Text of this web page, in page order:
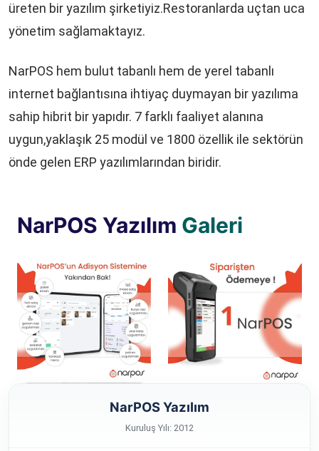
üreten bir yazılım şirketiyiz.Restoranlarda uçtan uca
yönetim sağlamaktayız.
NarPOS hem bulut tabanlı hem de yerel tabanlı
internet bağlantısına ihtiyaç duymayan bir yazılıma
sahip hibrit bir yapıdır. 7 farklı faaliyet alanına
uygun,yaklaşık 25 modül ve 1800 özellik ile sektörün
önde gelen ERP yazılımlarından biridir.
NarPOS Yazılım Galeri
NarPOS Yazılım
Kuruluş Yılı: 2012